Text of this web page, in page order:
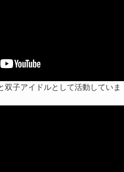
双子アイドルとして活動していま